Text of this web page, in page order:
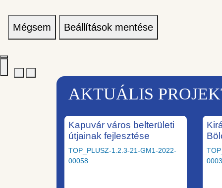
Mégsem Beállítások mentése
AKTUÁLIS
Kapuvár város belterületi
útjainak fejlesztése
TOP_PLUSZ-1.2.3-21-GM1-2022-
00058